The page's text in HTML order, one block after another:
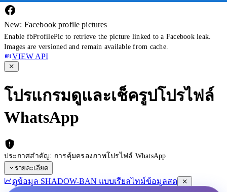
New: Facebook profile pictures
Enable fbProfilePic to retrieve the picture linked to a Facebook leak.
Images are versioned and remain available from cache.
VIEW API
โปรแกรมดูและเช็ครูปโปรไฟล์
WhatsApp
ประกาศสำคัญ: การคุ้มครองภาพโปรไฟล์ WhatsApp
รายละเอียด
ดูข้อมูล SHADOW-BAN แบบเรียลไทม์ข้อมูลสด